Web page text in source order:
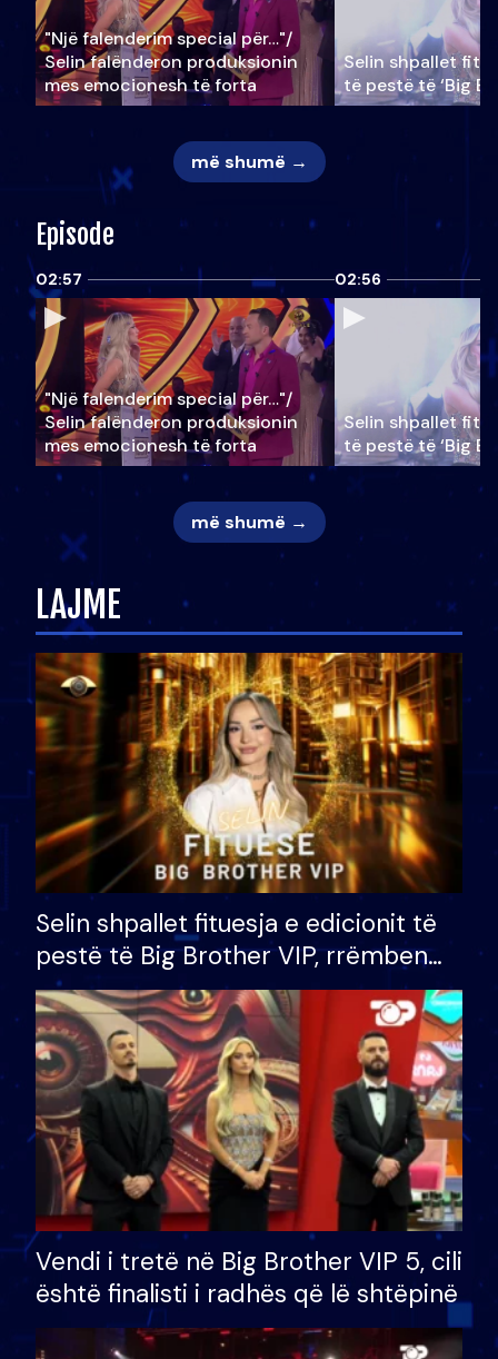
"Një falenderim special për…"/
Selin falënderon produksionin
mes emocionesh të forta
Selin shpallet
të pestë të ‘Big
më shumë →
Episode
02:57
"Një falenderim special për…"/
Selin falënderon produksionin
mes emocionesh të forta
02:56
Selin shpallet
të pestë të ‘Big
më shumë →
LAJME
Selin shpallet fituesja e edicionit të
pestë të Big Brother VIP, rrëmben
çmimin e madh prej 100 mijë eurosh
Vendi i tretë në Big Brother VIP 5, cili
është finalisti i radhës që lë shtëpinë